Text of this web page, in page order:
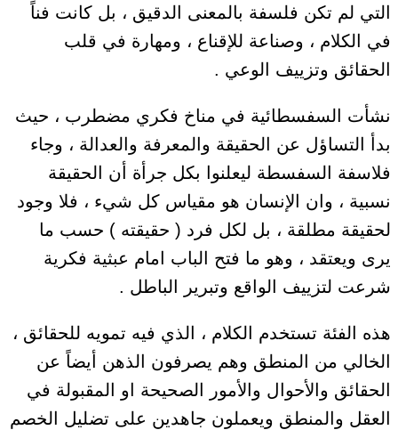
التي لم تكن فلسفة بالمعنى الدقيق ، بل كانت فناً
في الكلام ، وصناعة للإقناع ، ومهارة في قلب
الحقائق وتزييف الوعي .
نشأت السفسطائية في مناخ فكري مضطرب ، حيث
بدأ التساؤل عن الحقيقة والمعرفة والعدالة ، وجاء
فلاسفة السفسطة ليعلنوا بكل جرأة أن الحقيقة
نسبية ، وان الإنسان هو مقياس كل شيء ، فلا وجود
لحقيقة مطلقة ، بل لكل فرد ( حقيقته ) حسب ما
يرى ويعتقد ، وهو ما فتح الباب امام عبثية فكرية
شرعت لتزييف الواقع وتبرير الباطل .
هذه الفئة تستخدم الكلام ، الذي فيه تمويه للحقائق ،
الخالي من المنطق وهم يصرفون الذهن أيضاً عن
الحقائق والأحوال والأمور الصحيحة او المقبولة في
العقل والمنطق ويعملون جاهدين على تضليل الخصم